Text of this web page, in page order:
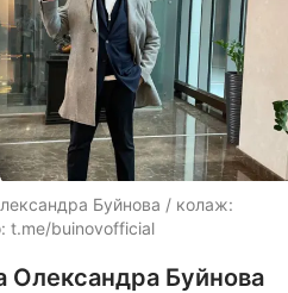
Буйнова / колаж:
t.me/buinovofficial
Олександра Буйнова